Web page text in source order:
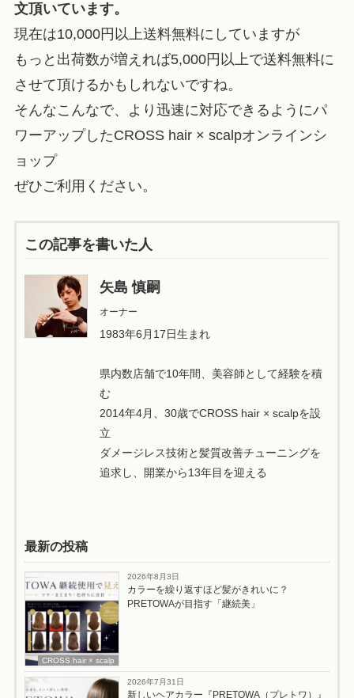
文頂いています。
現在は10,000円以上送料無料にしていますが
もっと出荷数が増えれば5,000円以上で送料無料に
させて頂けるかもしれないですね。
そんなこんなで、より迅速に対応できるようにパ
ワーアップしたCROSS hair × scalpオンラインシ
ョップ
ぜひご利用ください。
この記事を書いた人
矢島 慎嗣
オーナー
1983年6月17日生まれ
県内数店舗で10年間、美容師として経験を積
む
2014年4月、30歳でCROSS hair × scalpを設
立
ダメージレス技術と髪質改善チューニングを
追求し、開業から13年目を迎える
最新の投稿
CROSS hair × scalp
2026年8月3日
カラーを繰り返すほど髪がきれいに？
PRETOWAが目指す「継続美」
2026年7月31日
新しいヘアカラー『PRETOWA（プレトワ）』